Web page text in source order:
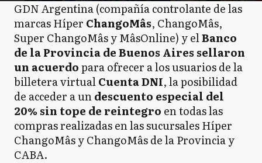
GDN Argentina (compañía controlante de las
marcas Híper ChangoMâs, ChangoMâs,
Super ChangoMâs y MâsOnline) y elBanco
de la Provincia de Buenos Aires sellaron
un acuerdopara ofrecer a los usuarios de la
billetera virtualCuenta DNI, la posibilidad
de acceder a undescuento especial del
20% sin tope de reintegro en todas las
compras realizadas en las sucursales Híper
ChangoMâs y ChangoMâs de la Provincia y
CABA.